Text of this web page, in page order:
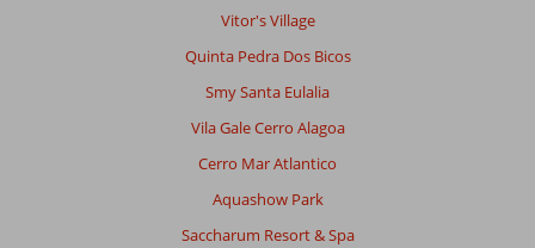
Vitor's Village
Quinta Pedra Dos Bicos
Smy Santa Eulalia
Vila Gale Cerro Alagoa
Cerro Mar Atlantico
Aquashow Park
Saccharum Resort & Spa